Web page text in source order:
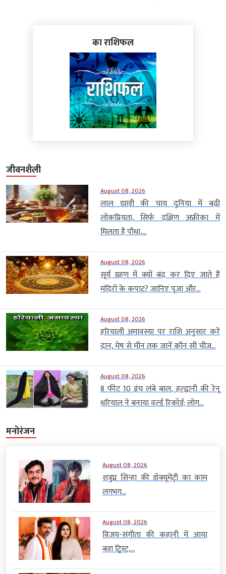
का राशिफल
जीवनशैली
August 08, 2026
लाल झाड़ी की चाय दुनिया में बढ़ी
लोकप्रियता, सिर्फ दक्षिण अफ्रीका में
मिलता है पौधा,...
August 08, 2026
सूर्य ग्रहण में क्यों बंद कर दिए जाते हैं
मंदिरों के कपाट? जानिए पूजा और...
August 08, 2026
हरियाली अमावस्या पर राशि अनुसार करें
दान, मेष से मीन तक जानें कौन सी चीज...
August 08, 2026
8 फीट 10 इंच लंबे बाल, हल्द्वानी की रेनू
धरियाल ने बनाया वर्ल्ड रिकॉर्ड; लोग...
मनोरंजन
August 08, 2026
शत्रुघ्न सिन्हा की डॉक्यूमेंट्री का काम
लगभग...
August 08, 2026
विजय-संगीता की कहानी में आया
बड़ा ट्विस्ट,...